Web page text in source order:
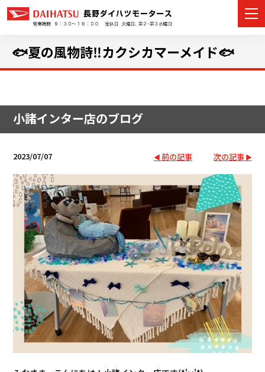
店舗情報
イベント・キャンペーン
ご購入者サポート
アフターサポート
会社情報
カタ
リコ
🐟夏の風物詩‼カクシカマーメイド🐟
小諸インター店のブログ
2023/07/07 前の記事 次の記事